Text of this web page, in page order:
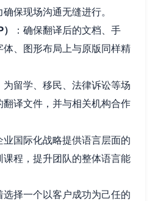
保现场沟通无缝进行。
：确保翻译后的文档、手
、图形布局上与原版同样精
为留学、移民、法律诉讼等场
译文件，并与相关机构合作
业国际化战略提供语言层面的
程，提升团队的整体语言能
择一个以客户成功为己任的